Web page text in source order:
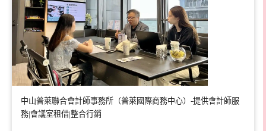
中山普萊聯合會計師事務所（普萊國際商務中心）-提供會計師服
務|會議室租借|整合行銷